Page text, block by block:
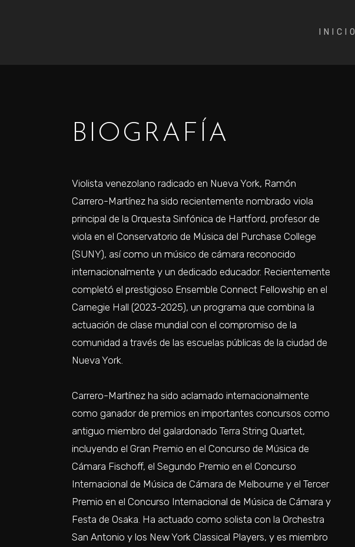
INICIO
BIOGRAFÍA
Violista venezolano radicado en Nueva York, Ramón
Carrero-Martínez ha sido recientemente nombrado viola
principal de la Orquesta Sinfónica de Hartford, profesor de
viola en el Conservatorio de Música del Purchase College
(SUNY), así como un músico de cámara reconocido
internacionalmente y un dedicado educador. Recientemente
completó el prestigioso Ensemble Connect Fellowship en el
Carnegie Hall (2023-2025), un programa que combina la
actuación de clase mundial con el compromiso de la
comunidad a través de las escuelas públicas de la ciudad de
Nueva York.
Carrero-Martínez ha sido aclamado internacionalmente
como ganador de premios en importantes concursos como
antiguo miembro del galardonado Terra String Quartet,
incluyendo el Gran Premio en el Concurso de Música de
Cámara Fischoff, el Segundo Premio en el Concurso
Internacional de Música de Cámara de Melbourne y el Tercer
Premio en el Concurso Internacional de Música de Cámara y
Festa de Osaka. Ha actuado como solista con la Orchestra
San Antonio y los New York Classical Players, y es miembro